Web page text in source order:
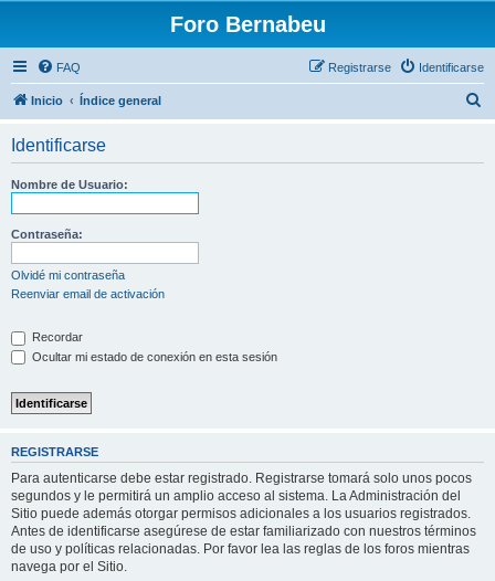
Foro Bernabeu
FAQ Identificarse
Registrarse
Inicio Índice general
Identificarse
Nombre de Usuario:
Contraseña:
Olvidé mi contraseña
Reenviar email de activación
Recordar
Ocultar mi estado de conexión en esta sesión
REGISTRARSE
Para autenticarse debe estar registrado. Registrarse tomará solo unos pocos
segundos y le permitirá un amplio acceso al sistema. La Administración del
Sitio puede además otorgar permisos adicionales a los usuarios registrados.
Antes de identificarse asegúrese de estar familiarizado con nuestros términos
de uso y políticas relacionadas. Por favor lea las reglas de los foros mientras
navega por el Sitio.